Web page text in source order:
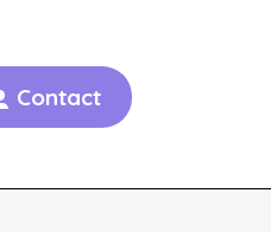
Contact